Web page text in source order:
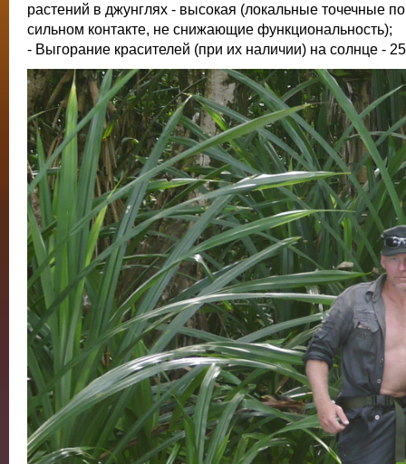
растений в джунглях - высокая (локальные точечные
сильном контакте, не снижающие функциональность);
- Выгорание красителей (при их наличии) на солнце -